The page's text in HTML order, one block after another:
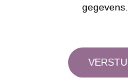
gegevens.